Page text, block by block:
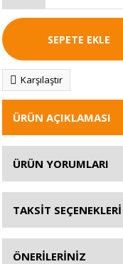
SEPETE EKLE
Karşılaştır
ÜRÜN AÇIKLAMASI
ÜRÜN YORUMLARI
TAKSİT SEÇENEKLERİ
ÖNERİLERİNİZ